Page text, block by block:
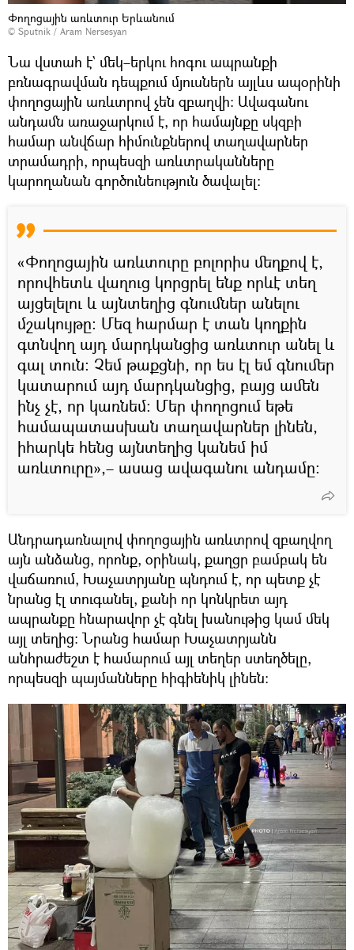
Փողոցային առևտուր Երևանում
© Sputnik / Aram Nersesyan
Նա վստահ է` մեկ–երկու հոգու ապրանքի
բռնագրավման դեպքում մյուսներն այլևս ապօրինի
փողոցային առևտրով չեն զբաղվի։ Ավագանու
անդամն առաջարկում է, որ համայնքը սկզբի
համար անվճար հիմունքներով տաղավարներ
տրամադրի, որպեսզի առևտրականները
կարողանան գործունեություն ծավալել։
«Փողոցային առևտուրը բոլորիս մեղքով է,
որովհետև վաղուց կորցրել ենք որևէ տեղ
այցելելու և այնտեղից գնումներ անելու
մշակույթը։ Մեզ հարմար է տան կողքին
գտնվող այդ մարդկանցից առևտուր անել և
գալ տուն։ Չեմ թաքցնի, որ ես էլ եմ գնումեր
կատարում այդ մարդկանցից, բայց ամեն
ինչ չէ, որ կառնեմ։ Մեր փողոցում եթե
համապատասխան տաղավարներ լինեն,
իհարկե հենց այնտեղից կանեմ իմ
առևտուրը»,– ասաց ավագանու անդամը։
Անդրադառնալով փողոցային առևտրով զբաղվող
այն անձանց, որոնք, օրինակ, քաղցր բամբակ են
վաճառում, Խաչատրյանը պնդում է, որ պետք չէ
նրանց էլ տուգանել, քանի որ կոնկրետ այդ
ապրանքը հնարավոր չէ գնել խանութից կամ մեկ
այլ տեղից։ Նրանց համար Խաչատրյանն
անհրաժեշտ է համարում այլ տեղեր ստեղծելը,
որպեսզի պայմանները հիգիենիկ լինեն։